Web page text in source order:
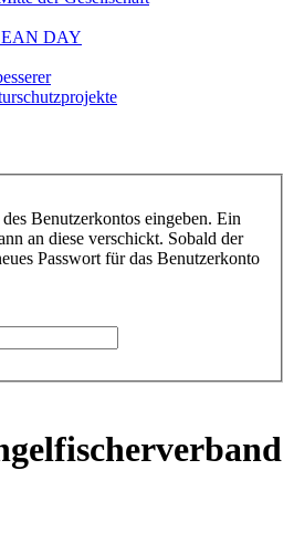
DAY
Benutzerkontos eingeben. Ein
an diese verschickt. Sobald der
Passwort für das Benutzerkonto